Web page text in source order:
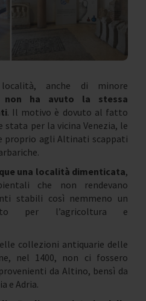
anche di minore
non ha avuto la stessa
. Il motivo è dovuto al fatto
stata per la vicina Venezia, le
proprio agli Altinati scappati
una località dimenticata,
che non rendevano
stabili così nemmeno un
per l’agricoltura e
collezioni antiquarie delle
nel 1400, non ci fossero
da Altino, bensì da
e Adria.